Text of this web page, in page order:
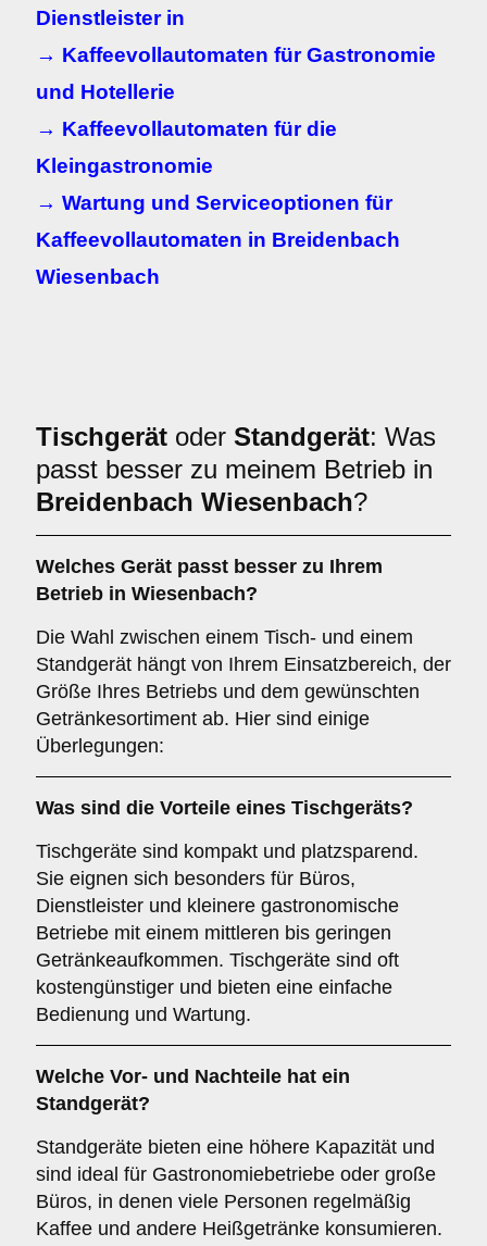
Dienstleister in
→ Kaffeevollautomaten für Gastronomie
und Hotellerie
→ Kaffeevollautomaten für die
Kleingastronomie
→ Wartung und Serviceoptionen für
Kaffeevollautomaten in Breidenbach
Wiesenbach
Tischgerät oder Standgerät: Was
passt besser zu meinem Betrieb in
Breidenbach Wiesenbach?
Welches Gerät passt besser zu Ihrem
Betrieb in Wiesenbach?
Die Wahl zwischen einem Tisch- und einem
Standgerät hängt von Ihrem Einsatzbereich, der
Größe Ihres Betriebs und dem gewünschten
Getränkesortiment ab. Hier sind einige
Überlegungen:
Was sind die Vorteile eines Tischgeräts?
Tischgeräte sind kompakt und platzsparend.
Sie eignen sich besonders für Büros,
Dienstleister und kleinere gastronomische
Betriebe mit einem mittleren bis geringen
Getränkeaufkommen. Tischgeräte sind oft
kostengünstiger und bieten eine einfache
Bedienung und Wartung.
Welche Vor- und Nachteile hat ein
Standgerät?
Standgeräte bieten eine höhere Kapazität und
sind ideal für Gastronomiebetriebe oder große
Büros, in denen viele Personen regelmäßig
Kaffee und andere Heißgetränke konsumieren.